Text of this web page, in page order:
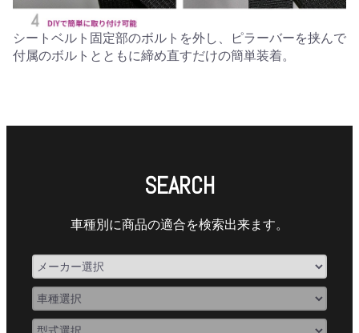
シートベルト固定部のボルトを外し、ピラーバーを挟んで
付属のボルトとともに締め直すだけの簡単装着。
SEARCH
車種別に商品の適合を検索出来ます。